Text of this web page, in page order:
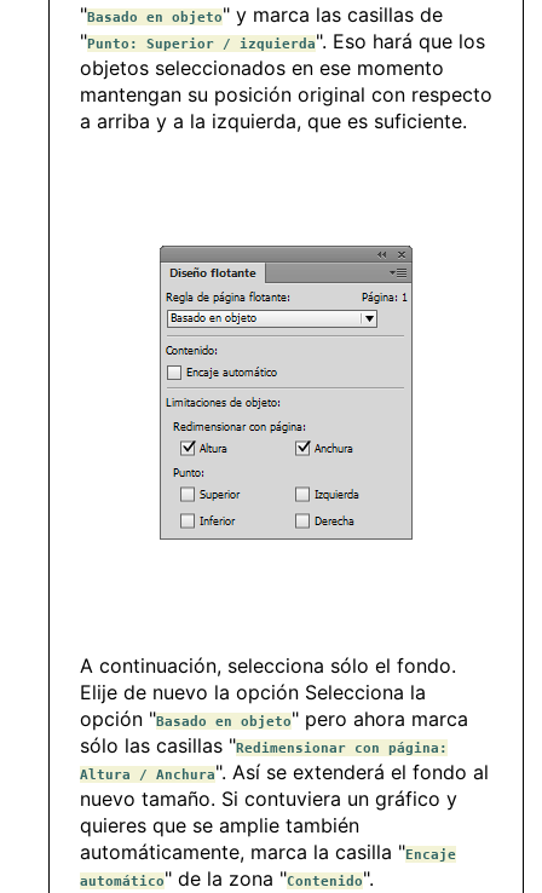
"Basado en objeto" y marca las casillas de
"Punto: Superior / izquierda". Eso hará que los
objetos seleccionados en ese momento
mantengan su posición original con respecto
a arriba y a la izquierda, que es suficiente.
A continuación, selecciona sólo el fondo.
Elije de nuevo la opción Selecciona la
opción "Basado en objeto" pero ahora marca
sólo las casillas "Redimensionar con página:
Altura / Anchura". Así se extenderá el fondo al
nuevo tamaño. Si contuviera un gráfico y
quieres que se amplie también
automáticamente, marca la casilla "Encaje
automático" de la zona "Contenido".